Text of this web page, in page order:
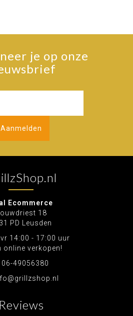
je op onze
Aanmelden
Ecommerce
18
PD Leusden
14:00 - 17:00 uur
online verkopen!
06-49056380
Reviews